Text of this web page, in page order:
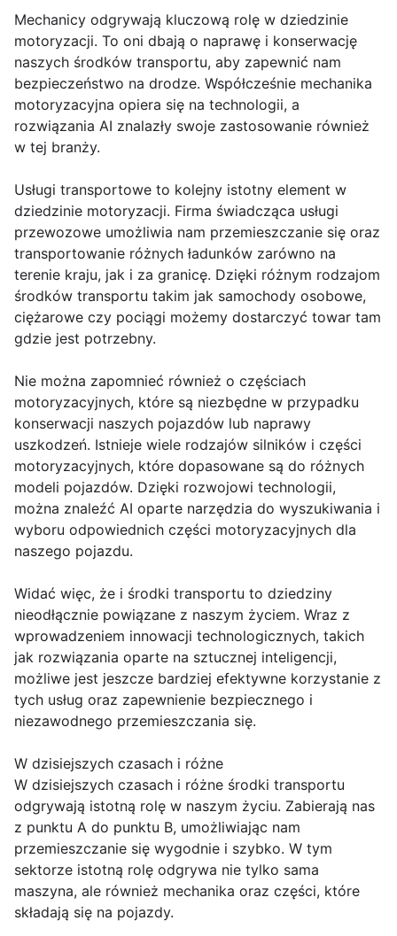
Mechanicy odgrywają kluczową rolę w dziedzinie
motoryzacji. To oni dbają o naprawę i konserwację
naszych środków transportu, aby zapewnić nam
bezpieczeństwo na drodze. Współcześnie mechanika
motoryzacyjna opiera się na technologii, a
rozwiązania AI znalazły swoje zastosowanie również
w tej branży.
Usługi transportowe to kolejny istotny element w
dziedzinie motoryzacji. Firma świadcząca usługi
przewozowe umożliwia nam przemieszczanie się oraz
transportowanie różnych ładunków zarówno na
terenie kraju, jak i za granicę. Dzięki różnym rodzajom
środków transportu takim jak samochody osobowe,
ciężarowe czy pociągi możemy dostarczyć towar tam
gdzie jest potrzebny.
Nie można zapomnieć również o częściach
motoryzacyjnych, które są niezbędne w przypadku
konserwacji naszych pojazdów lub naprawy
uszkodzeń. Istnieje wiele rodzajów silników i części
motoryzacyjnych, które dopasowane są do różnych
modeli pojazdów. Dzięki rozwojowi technologii,
można znaleźć AI oparte narzędzia do wyszukiwania i
wyboru odpowiednich części motoryzacyjnych dla
naszego pojazdu.
Widać więc, że i środki transportu to dziedziny
nieodłącznie powiązane z naszym życiem. Wraz z
wprowadzeniem innowacji technologicznych, takich
jak rozwiązania oparte na sztucznej inteligencji,
możliwe jest jeszcze bardziej efektywne korzystanie z
tych usług oraz zapewnienie bezpiecznego i
niezawodnego przemieszczania się.
W dzisiejszych czasach i różne
W dzisiejszych czasach i różne środki transportu
odgrywają istotną rolę w naszym życiu. Zabierają nas
z punktu A do punktu B, umożliwiając nam
przemieszczanie się wygodnie i szybko. W tym
sektorze istotną rolę odgrywa nie tylko sama
maszyna, ale również mechanika oraz części, które
składają się na pojazdy.